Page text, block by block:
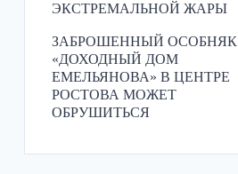
ЭКСТРЕМАЛЬНОЙ ЖАРЫ
ЗАБРОШЕННЫЙ ОСОБНЯК
«ДОХОДНЫЙ ДОМ
ЕМЕЛЬЯНОВА» В ЦЕНТРЕ
РОСТОВА МОЖЕТ
ОБРУШИТЬСЯ